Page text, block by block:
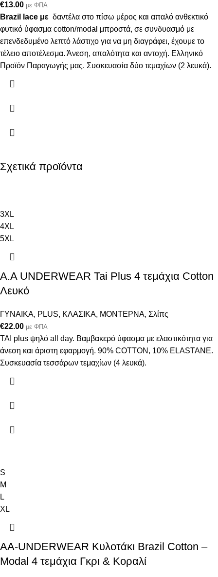
€13.00 με ΦΠΑ
Brazil lace με δαντέλα στο πίσω μέρος και απαλό ανθεκτικό
φυτικό ύφασμα cotton/modal μπροστά, σε συνδυασμό με
επενδεδυμένο λεπτό λάστιχο για να μη διαγράφει, έχουμε το
τέλειο αποτέλεσμα. Άνεση, απαλότητα και αντοχή. Ελληνικό
Προϊόν Παραγωγής μας. Συσκευασία δύο τεμαχίων (2 λευκά).
Σχετικά προϊόντα
3XL
4XL
5XL
A.A UNDERWEAR Tai Plus 4 τεμάχια Cotton
Λευκό
ΓΥΝΑΙΚΑ, PLUS, ΚΛΑΣΙΚΑ, ΜΟΝΤΕΡΝΑ, Σλίπς
€22.00 με ΦΠΑ
ΤΑΙ plus ψηλό all day. Βαμβακερό ύφασμα με ελαστικότητα για
άνεση και άριστη εφαρμογή. 90% COTTON, 10% ELASTANΕ.
Συσκευασία τεσσάρων τεμαχίων (4 λευκά).
S
M
L
XL
AA-UNDERWEAR Κυλοτάκι Brazil Cotton –
Modal 4 τεμάχια Γκρι & Κοραλί